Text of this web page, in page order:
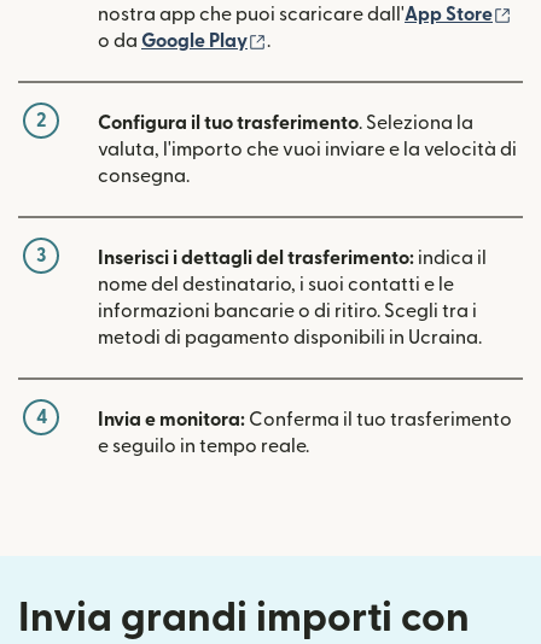
nostra app che puoi scaricare dall'App Store
o da Google Play .
2 Configura il tuo trasferimento. Seleziona la
valuta, l'importo che vuoi inviare e la velocità di
consegna.
3 Inserisci i dettagli del trasferimento: indica il
nome del destinatario, i suoi contatti e le
informazioni bancarie o di ritiro. Scegli tra i
metodi di pagamento disponibili in Ucraina.
4 Invia e monitora: Conferma il tuo trasferimento
e seguilo in tempo reale.
Invia grandi importi con